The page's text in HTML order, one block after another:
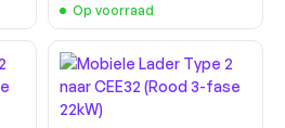
Op voorraad